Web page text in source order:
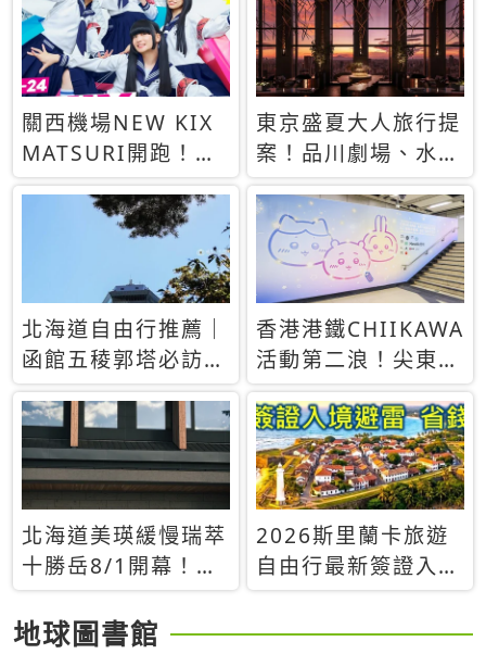
玩12國亞歐洲自由
行花費24萬
華套票登場
關西機場NEW KIX
MATSURI開跑！
8/15起購物集章抽5
萬日圓好禮
東京盛夏大人旅行提
案！品川劇場、水族
館夜景與日本酒冰淇
淋一次收藏
北海道自由行推薦｜
函館五稜郭塔必訪！
登上展望台俯瞰星形
城堡，函館親子自由
行經典景點
香港港鐵CHIIKAWA
活動第二浪！尖東站
閘機聲效、限定周邊
8月開賣
北海道美瑛緩慢瑞萃
十勝岳8/1開幕！薰
衣草森林打造高端慢
旅Villa
2026斯里蘭卡旅遊
自由行最新簽證入境
避雷與小資省錢攻
略：走過70國的溫
地球圖書館